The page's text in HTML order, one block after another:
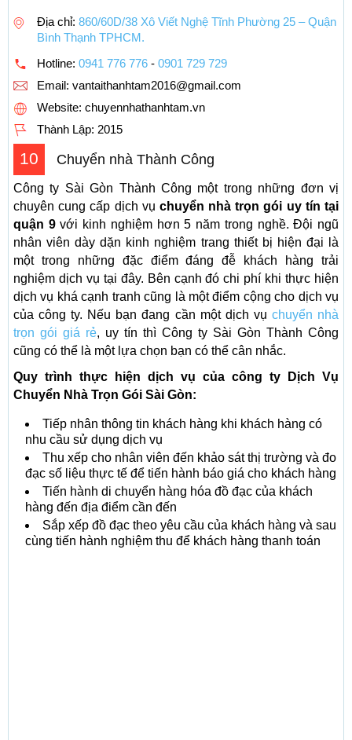
Địa chỉ: 860/60D/38 Xô Viết Nghệ Tĩnh Phường 25 – Quận
Bình Thạnh TPHCM.
Hotline: 0941 776 776 - 0901 729 729
Email: vantaithanhtam2016@gmail.com
Website: chuyennhathanhtam.vn
Thành Lập: 2015
10 Chuyển nhà Thành Công
Công ty Sài Gòn Thành Công một trong những đơn vị
chuyên cung cấp dịch vụ chuyển nhà trọn gói uy tín tại
quận 9với kinh nghiệm hơn 5 năm trong nghề. Đội ngũ
nhân viên dày dặn kinh nghiệm trang thiết bị hiện đại là
một trong những đặc điểm đáng đễ khách hàng trải
nghiệm dịch vụ tại đây. Bên cạnh đó chi phí khi thực hiện
dịch vụ khá cạnh tranh cũng là một điểm cộng cho dịch vụ
của công ty. Nếu bạn đang cần một dịch vụ chuyển nhà
trọn gói giá rẻ, uy tín thì Công ty Sài Gòn Thành Công
cũng có thể là một lựa chọn bạn có thể cân nhắc.
Quy trình thực hiện dịch vụ của công ty Dịch Vụ
Chuyển Nhà Trọn Gói Sài Gòn:
Tiếp nhân thông tin khách hàng khi khách hàng có
nhu cầu sử dụng dịch vụ
Thu xếp cho nhân viên đến khảo sát thị trường và đo
đạc số liệu thực tế để tiến hành báo giá cho khách hàng
Tiến hành di chuyển hàng hóa đồ đạc của khách
hàng đến địa điểm cần đến
Sắp xếp đồ đạc theo yêu cầu của khách hàng và sau
cùng tiến hành nghiệm thu để khách hàng thanh toán